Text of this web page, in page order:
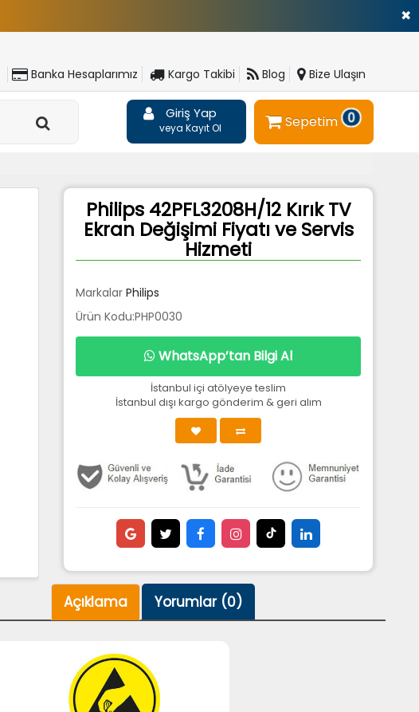
✖
Banka Hesaplarımız Kargo Takibi Blog Bize Ulaşın
Giriş Yap
veya Kayıt Ol Sepetim 0
Philips 42PFL3208H/12 Kırık TV
Ekran Değişimi Fiyatı ve Servis
Hizmeti
Markalar Philips
Ürün Kodu:PHP0030
WhatsApp’tan Bilgi Al
İstanbul içi atölyeye teslim
İstanbul dışı kargo gönderim & geri alım
Açıklama Yorumlar (0)